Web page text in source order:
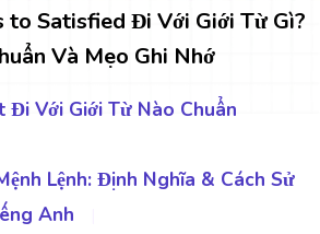
to Satisfied Đi Với Giới Từ Gì?
Và Mẹo Ghi Nhớ
Đi Với Giới Từ Nào Chuẩn
Lệnh: Định Nghĩa & Cách Sử
Anh